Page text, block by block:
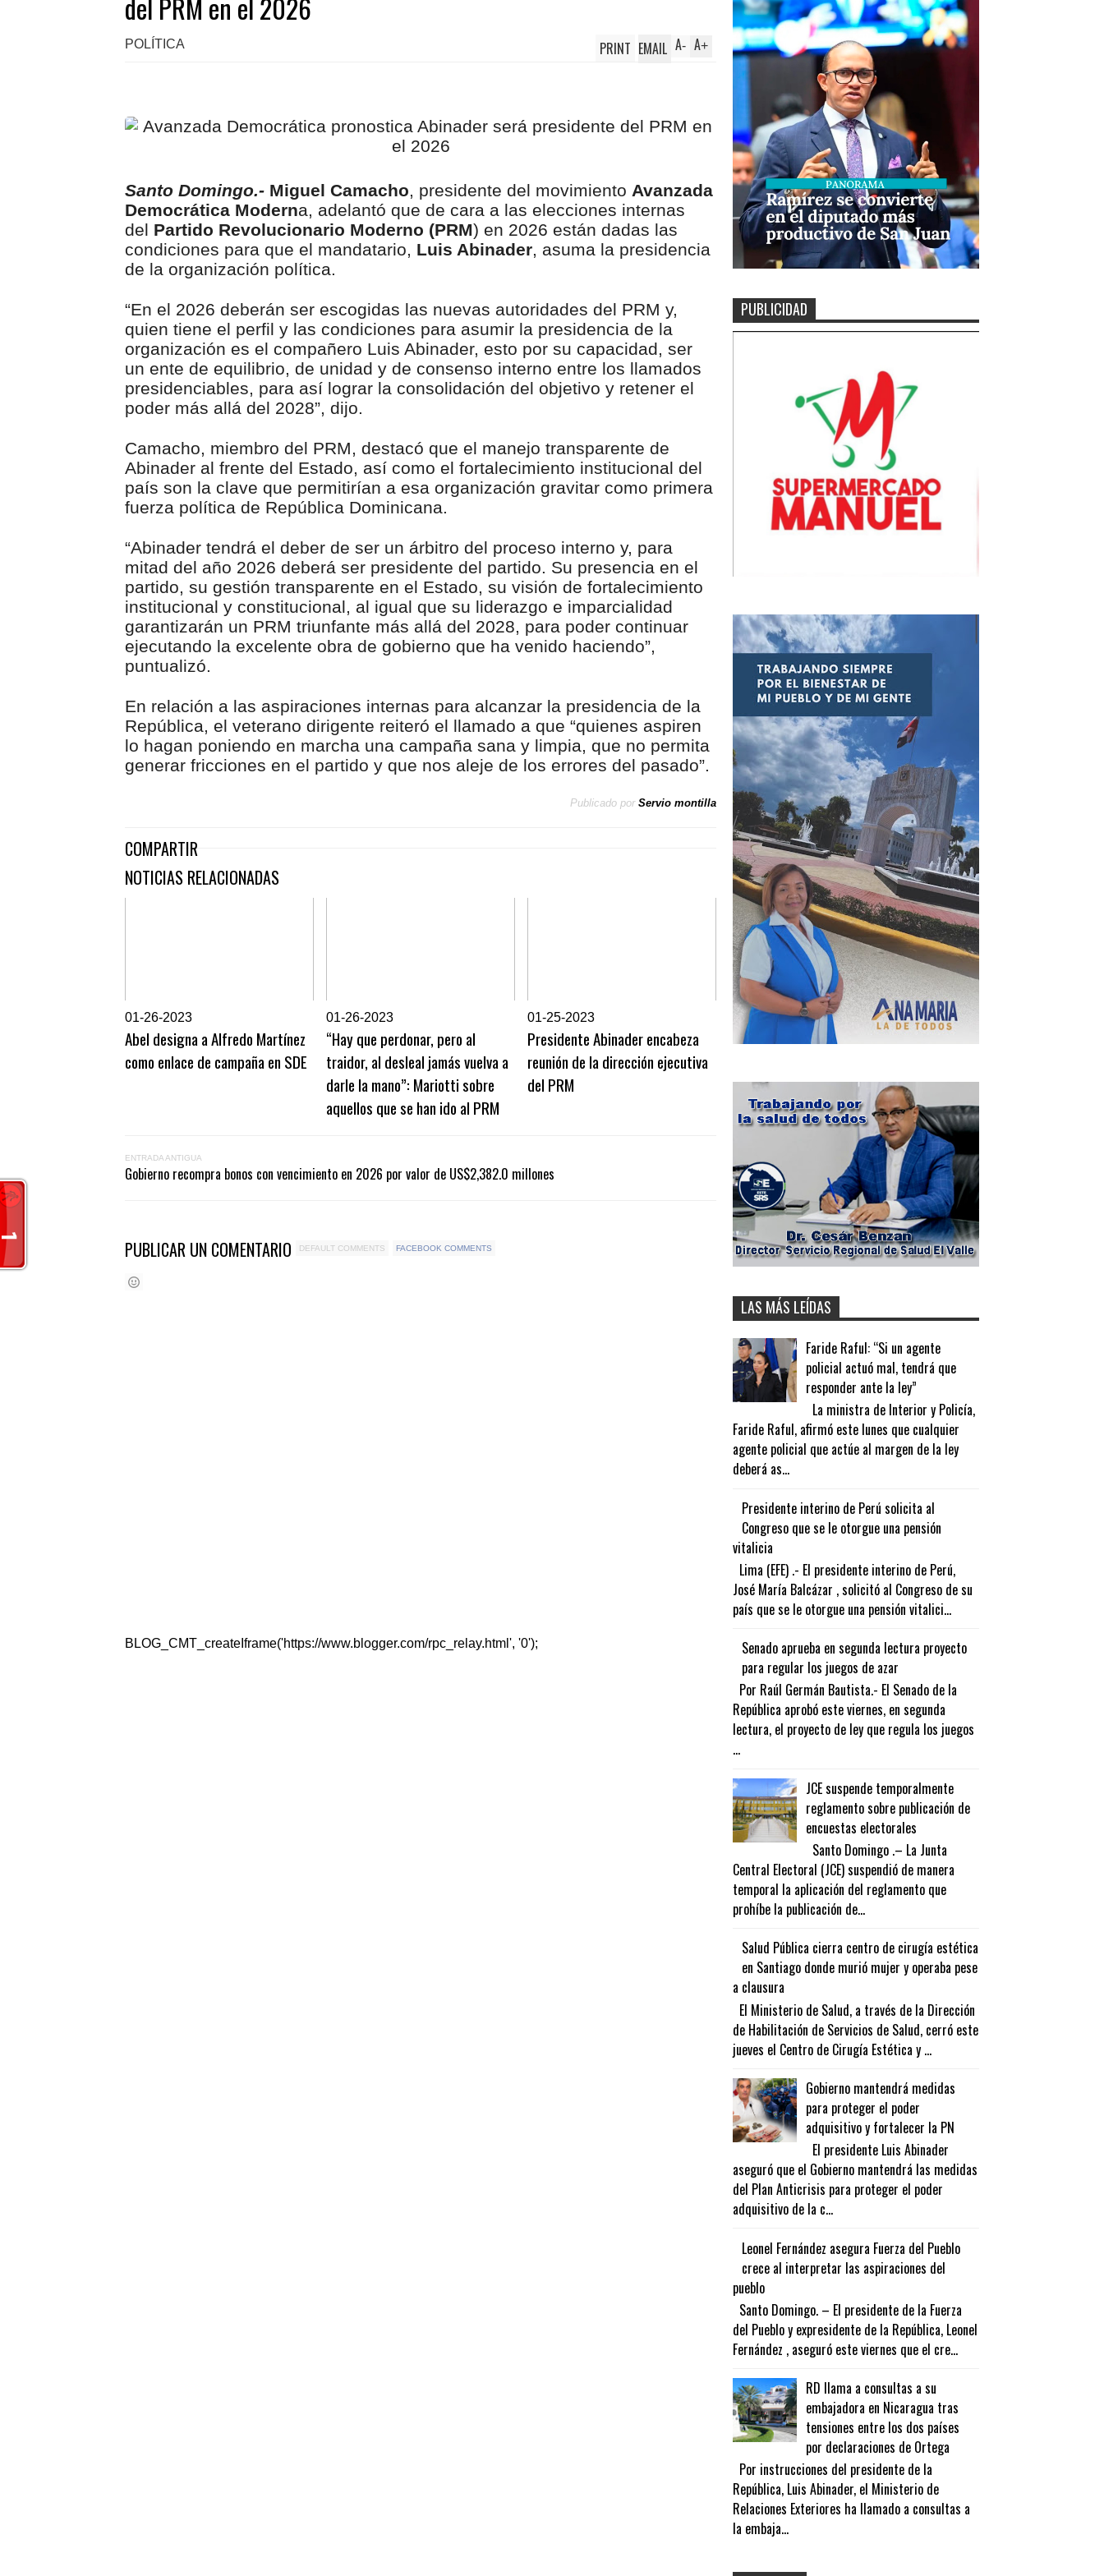
del PRM en el 2026
POLÍTICA A+
A-
PRINT EMAIL
Santo Domingo.- Miguel Camacho, presidente del movimiento Avanzada
Democrática Moderna, adelantó que de cara a las elecciones internas
del Partido Revolucionario Moderno (PRM) en 2026 están dadas las
condiciones para que el mandatario, Luis Abinader, asuma la presidencia
de la organización política.
“En el 2026 deberán ser escogidas las nuevas autoridades del PRM y,
quien tiene el perfil y las condiciones para asumir la presidencia de la
organización es el compañero Luis Abinader, esto por su capacidad, ser
un ente de equilibrio, de unidad y de consenso interno entre los llamados
presidenciables, para así lograr la consolidación del objetivo y retener el
poder más allá del 2028”, dijo.
Camacho, miembro del PRM, destacó que el manejo transparente de
Abinader al frente del Estado, así como el fortalecimiento institucional del
país son la clave que permitirían a esa organización gravitar como primera
fuerza política de República Dominicana.
“Abinader tendrá el deber de ser un árbitro del proceso interno y, para
mitad del año 2026 deberá ser presidente del partido. Su presencia en el
partido, su gestión transparente en el Estado, su visión de fortalecimiento
institucional y constitucional, al igual que su liderazgo e imparcialidad
garantizarán un PRM triunfante más allá del 2028, para poder continuar
ejecutando la excelente obra de gobierno que ha venido haciendo”,
puntualizó.
En relación a las aspiraciones internas para alcanzar la presidencia de la
República, el veterano dirigente reiteró el llamado a que “quienes aspiren
lo hagan poniendo en marcha una campaña sana y limpia, que no permita
generar fricciones en el partido y que nos aleje de los errores del pasado”.
Publicado por Servio montilla
COMPARTIR
NOTICIAS RELACIONADAS
01-26-2023
Abel designa a Alfredo Martínez
como enlace de campaña en SDE
01-26-2023
“Hay que perdonar, pero al
traidor, al desleal jamás vuelva a
darle la mano”: Mariotti sobre
aquellos que se han ido al PRM
01-25-2023
Presidente Abinader encabeza
reunión de la dirección ejecutiva
del PRM
ENTRADA ANTIGUA
Gobierno recompra bonos con vencimiento en 2026 por valor de US$2,382.0 millones
PUBLICAR UN COMENTARIO DEFAULT COMMENTS FACEBOOK COMMENTS
BLOG_CMT_createIframe('https://www.blogger.com/rpc_relay.html', '0');
PUBLICIDAD
LAS MÁS LEÍDAS
Faride Raful: “Si un agente
policial actuó mal, tendrá que
responder ante la ley”
La ministra de Interior y Policía,
Faride Raful, afirmó este lunes que cualquier
agente policial que actúe al margen de la ley
deberá as...
Presidente interino de Perú solicita al
Congreso que se le otorgue una pensión
vitalicia
Lima (EFE) .- El presidente interino de Perú,
José María Balcázar , solicitó al Congreso de su
país que se le otorgue una pensión vitalici...
Senado aprueba en segunda lectura proyecto
para regular los juegos de azar
Por Raúl Germán Bautista.- El Senado de la
República aprobó este viernes, en segunda
lectura, el proyecto de ley que regula los juegos
...
JCE suspende temporalmente
reglamento sobre publicación de
encuestas electorales
Santo Domingo .– La Junta
Central Electoral (JCE) suspendió de manera
temporal la aplicación del reglamento que
prohíbe la publicación de...
Salud Pública cierra centro de cirugía estética
en Santiago donde murió mujer y operaba pese
a clausura
El Ministerio de Salud, a través de la Dirección
de Habilitación de Servicios de Salud, cerró este
jueves el Centro de Cirugía Estética y ...
Gobierno mantendrá medidas
para proteger el poder
adquisitivo y fortalecer la PN
El presidente Luis Abinader
aseguró que el Gobierno mantendrá las medidas
del Plan Anticrisis para proteger el poder
adquisitivo de la c...
Leonel Fernández asegura Fuerza del Pueblo
crece al interpretar las aspiraciones del
pueblo
Santo Domingo. – El presidente de la Fuerza
del Pueblo y expresidente de la República, Leonel
Fernández , aseguró este viernes que el cre...
RD llama a consultas a su
embajadora en Nicaragua tras
tensiones entre los dos países
por declaraciones de Ortega
Por instrucciones del presidente de la
República, Luis Abinader, el Ministerio de
Relaciones Exteriores ha llamado a consultas a
la embaja...